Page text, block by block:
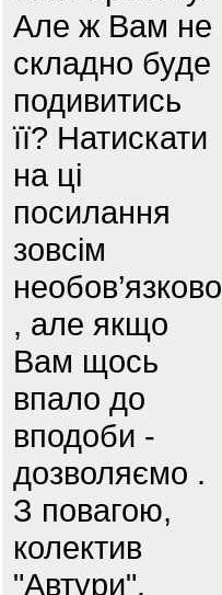
Але ж Вам не
складно буде
подивитись
її? Натискати
на ці
посилання
зовсім
необов’язково
, але якщо
Вам щось
впало до
вподоби -
дозволяємо .
З повагою,
колектив
"Автури".